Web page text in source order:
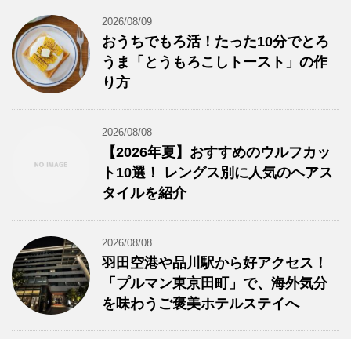
2026/08/09
おうちでもろ活！たった10分でとろ
うま「とうもろこしトースト」の作
り方
2026/08/08
【2026年夏】おすすめのウルフカッ
ト10選！ レングス別に人気のヘアス
タイルを紹介
2026/08/08
羽田空港や品川駅から好アクセス！
「プルマン東京田町」で、海外気分
を味わうご褒美ホテルステイへ